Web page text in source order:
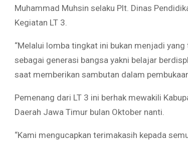
Muhammad Muhsin selaku Plt. Dinas
Kegiatan LT 3.
“Melalui lomba tingkat ini bukan menjadi
sebagai generasi bangsa yakni belajar
saat memberikan sambutan dalam
Pemenang dari LT 3 ini berhak mewakili
Daerah Jawa Timur bulan Oktober nanti.
“Kami mengucapkan terimakasih kepada